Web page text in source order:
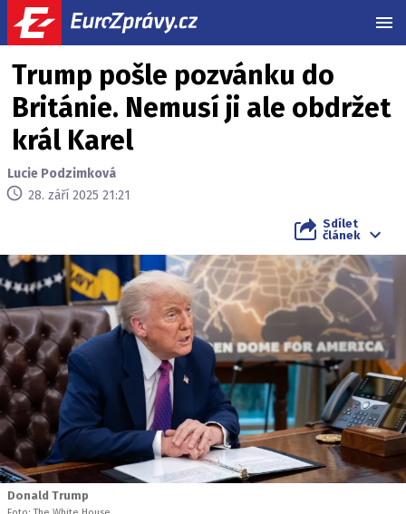
Trump pošle pozvánku do
Británie. Nemusí ji ale obdržet
král Karel
Lucie Podzimková
28. září 2025 21:21
Sdílet
článek
Donald Trump